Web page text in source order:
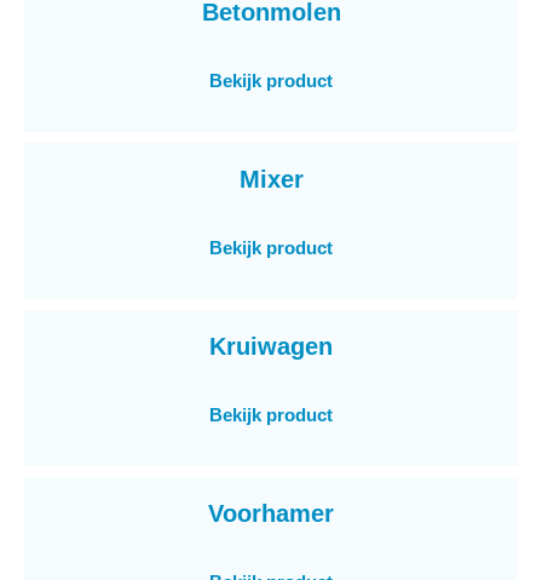
Betonmolen
Bekijk product
Mixer
Bekijk product
Kruiwagen
Bekijk product
Voorhamer